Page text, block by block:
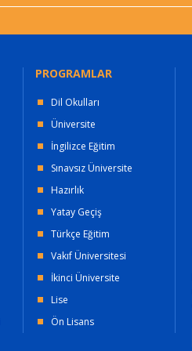
PROGRAMLAR
Dil Okulları
Üniversite
İngilizce Eğitim
Sınavsız Üniversite
Hazırlık
Yatay Geçiş
Türkçe Eğitim
Vakıf Üniversitesi
İkinci Üniversite
Lise
Ön Lisans